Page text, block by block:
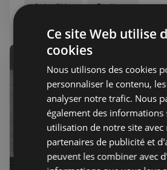
Angleterre.
Actualités Pratique
Ce site Web utilise
cookies
Nous utilisons des cookies
personnaliser le contenu,
analyser notre trafic. Nous
également des informations
utilisation de notre site avec
partenaires de publicité et
peuvent les combiner avec